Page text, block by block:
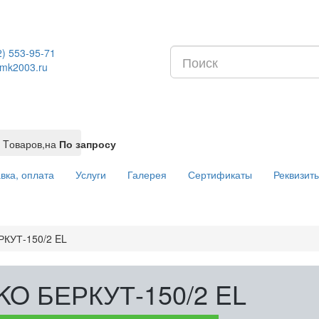
553-95-71
Tоваров,на По запросу
оплата Услуги Галерея Сертификаты
150/2 EL
БЕРКУТ-150/2 EL